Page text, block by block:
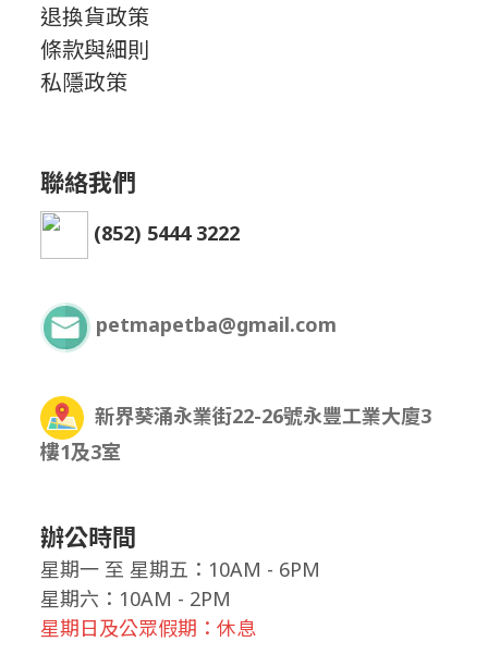
退換貨政策
條款與細則
私隱政策
聯絡我們
(852) 5444 3222
petmapetba@gmail.com
新界葵涌永業街22-26號永豐工業大廈3
樓1及3室
辦公時間
星期一 至 星期五：10AM - 6PM
星期六：10AM - 2PM
星期日及公眾假期：休息